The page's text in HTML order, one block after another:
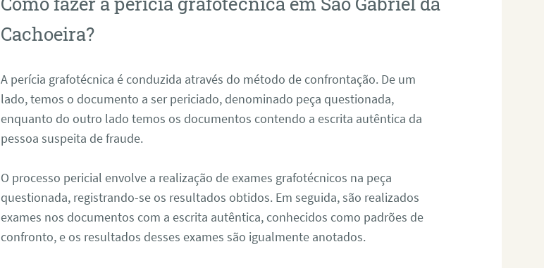
Cachoeira?
A perícia grafotécnica é conduzida através do método de confrontação. De um
lado, temos o documento a ser periciado, denominado peça questionada,
enquanto do outro lado temos os documentos contendo a escrita autêntica da
pessoa suspeita de fraude.
O processo pericial envolve a realização de exames grafotécnicos na peça
questionada, registrando-se os resultados obtidos. Em seguida, são realizados
exames nos documentos com a escrita autêntica, conhecidos como padrões de
confronto, e os resultados desses exames são igualmente anotados.